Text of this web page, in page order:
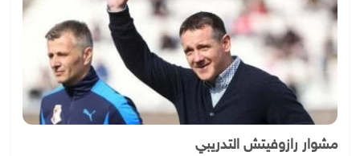
مشوار رازوفيتش التدريبي